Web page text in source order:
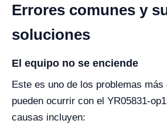
Errores comunes y
soluciones
El equipo no se enciende
Este es uno de los problemas más
pueden ocurrir con el YR05831-
causas incluyen: